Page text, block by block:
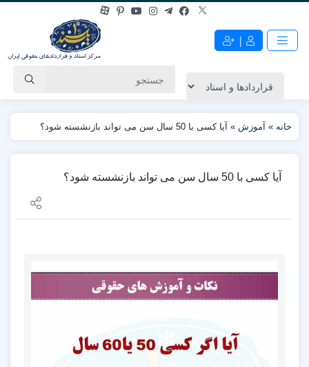
|
خانه » آموزش » آیا کسی با 50 سال سن می تواند بازنشسته شود؟
آیا کسی با 50 سال سن می تواند بازنشسته شود؟